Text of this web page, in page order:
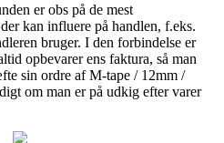
er obs på de mest
kan influere på handlen, f.eks.
bruger. I den forbindelse er
opbevarer ens faktura, så man
sin ordre af M-tape / 12mm /
om man er på udkig efter varer